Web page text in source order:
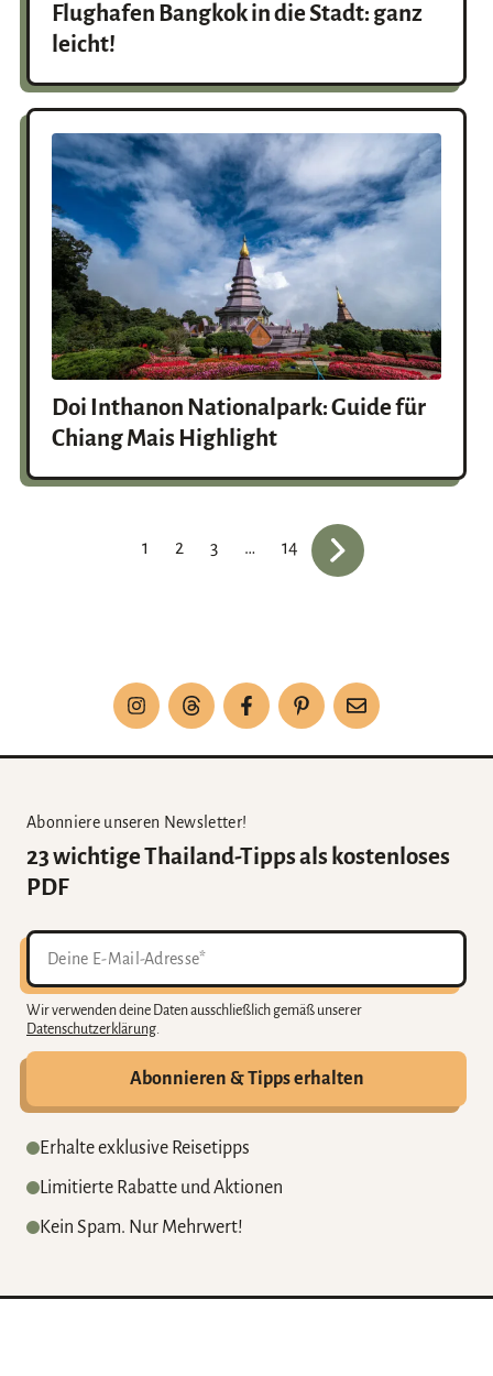
Flughafen Bangkok in die Stadt: ganz
leicht!
Doi Inthanon Nationalpark: Guide für
Chiang Mais Highlight
1 2 3 … 14
Abonniere unseren Newsletter!
23 wichtige Thailand-Tipps als kostenloses
PDF
Wir verwenden deine Daten ausschließlich gemäß unserer
Datenschutzerklärung.
Abonnieren & Tipps erhalten
Erhalte exklusive Reisetipps
Limitierte Rabatte und Aktionen
Kein Spam. Nur Mehrwert!